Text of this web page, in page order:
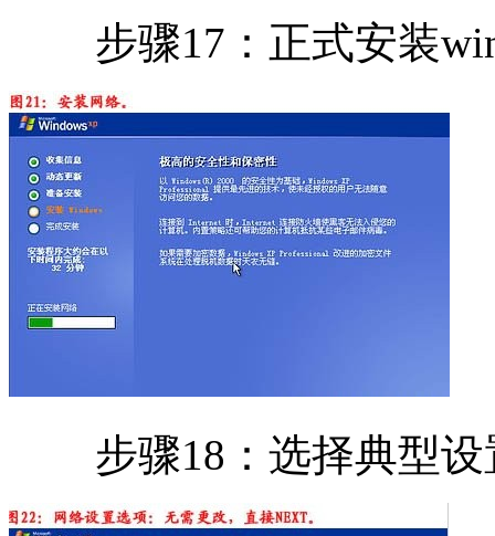
步骤17：正式安装
步骤18：选择典型设